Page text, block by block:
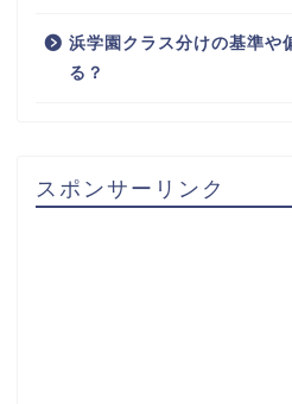
浜学園クラス分けの基準や
る？
スポンサーリンク